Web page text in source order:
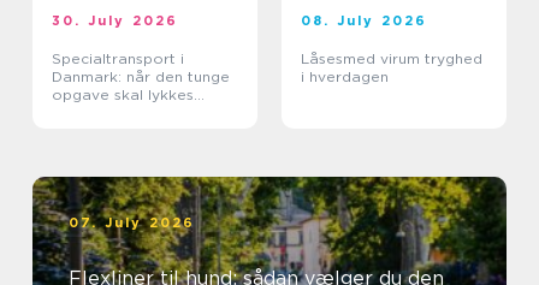
30. July 2026
Specialtransport i
Danmark: når den tunge
opgave skal lykkes
08. July 2026
Låsesmed virum tryghed
i hverdagen
07. July 2026
Flexliner til hund: sådan vælger du den